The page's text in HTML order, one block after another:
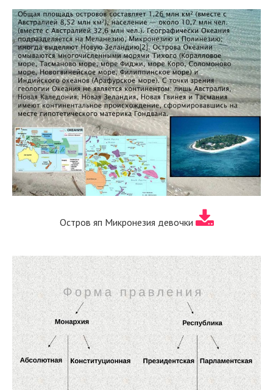
Остров яп Микронезия девочки